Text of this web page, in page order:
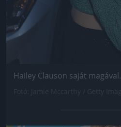
Hailey Clauson saját magával.